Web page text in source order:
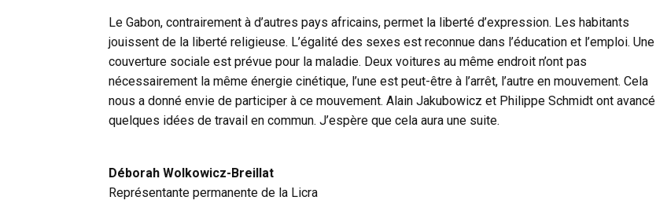
Le Gabon, contrairement à d’autres pays africains, permet la liberté d’expression. Les habitants
jouissent de la liberté religieuse. L’égalité des sexes est reconnue dans l’éducation et l’emploi. Une
couverture sociale est prévue pour la maladie. Deux voitures au même endroit n’ont pas
nécessairement la même énergie cinétique, l’une est peut-être à l’arrêt, l’autre en mouvement. Cela
nous a donné envie de participer à ce mouvement. Alain Jakubowicz et Philippe Schmidt ont avancé
quelques idées de travail en commun. J’espère que cela aura une suite.
Déborah Wolkowicz-Breillat
Représentante permanente de la Licra